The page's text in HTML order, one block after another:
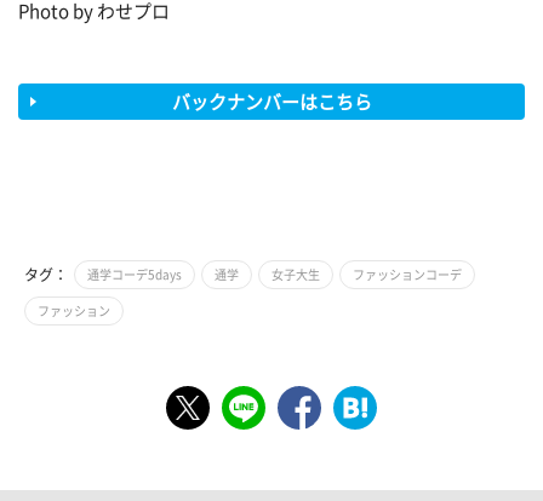
Photo by わせプロ
バックナンバーはこちら
タグ： 通学コーデ5days 通学 女子大生 ファッションコーデ
ファッション